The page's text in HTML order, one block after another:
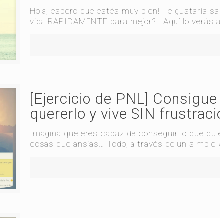
Hola, espero que estés muy bien! Te gustaría
vida RÁPIDAMENTE para mejor? Aquí lo verás
[Ejercicio de PNL]
quererlo y vive SIN
Imagina que eres capaz de conseguir lo que
cosas que ansías… Todo, a través de un simple